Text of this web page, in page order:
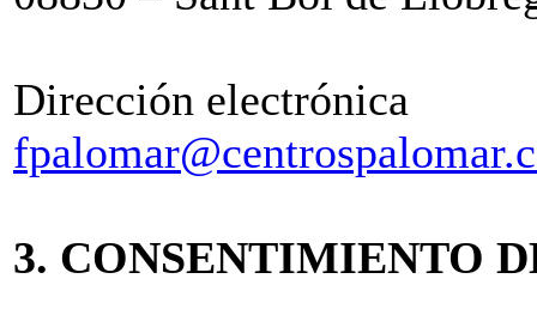
Dirección electrónica
3. CONSENTIMIENTO